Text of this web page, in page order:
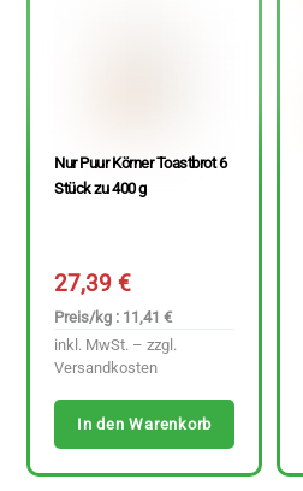
Nur Puur Körner Toastbrot 6
Stück zu 400 g
27,39€
Preis/kg : 11,41 €
inkl. MwSt. – zzgl.
Versandkosten
In den Warenkorb